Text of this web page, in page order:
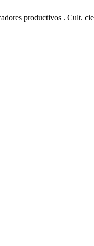
productivos . Cult.